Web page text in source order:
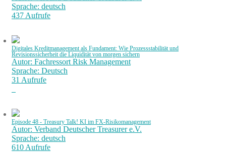
Sprache: deutsch
437 Aufrufe
Digitales Kreditmanagement als Fundament: Wie Prozessstabilität und
Revisionssicherheit die Liquidität von morgen sichern
Autor: Fachressort Risk Management
Sprache: Deutsch
31 Aufrufe
Episode 48 - Treasury Talk! KI im FX-Risikomanagement
Autor: Verband Deutscher Treasurer e.V.
Sprache: deutsch
610 Aufrufe